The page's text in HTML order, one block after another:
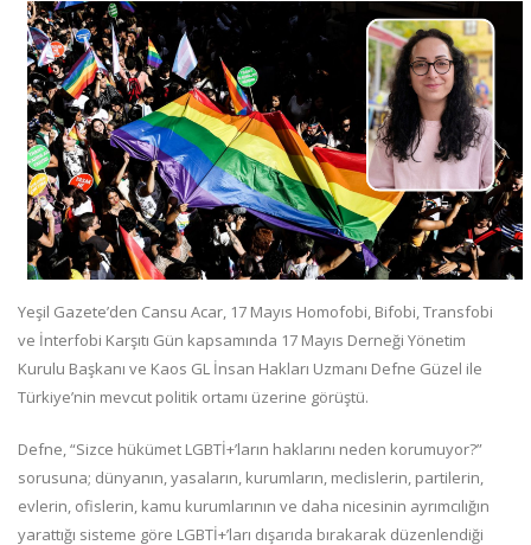
Yeşil Gazete’den Cansu Acar, 17 Mayıs Homofobi, Bifobi, Transfobi
ve İnterfobi Karşıtı Gün kapsamında 17 Mayıs Derneği Yönetim
Kurulu Başkanı ve Kaos GL İnsan Hakları Uzmanı Defne Güzel ile
Türkiye’nin mevcut politik ortamı üzerine görüştü.
Defne, “Sizce hükümet LGBTİ+’ların haklarını neden korumuyor?”
sorusuna; dünyanın, yasaların, kurumların, meclislerin, partilerin,
evlerin, ofislerin, kamu kurumlarının ve daha nicesinin ayrımcılığın
yarattığı sisteme göre LGBTİ+’ları dışarıda bırakarak düzenlendiği